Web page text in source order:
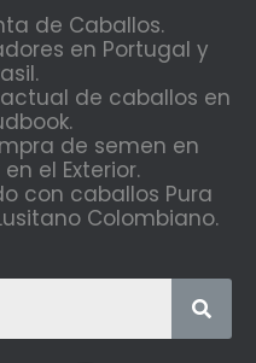
de Caballos.
en Portugal y
de caballos en
de semen en
el Exterior.
con caballos Pura
Colombiano.